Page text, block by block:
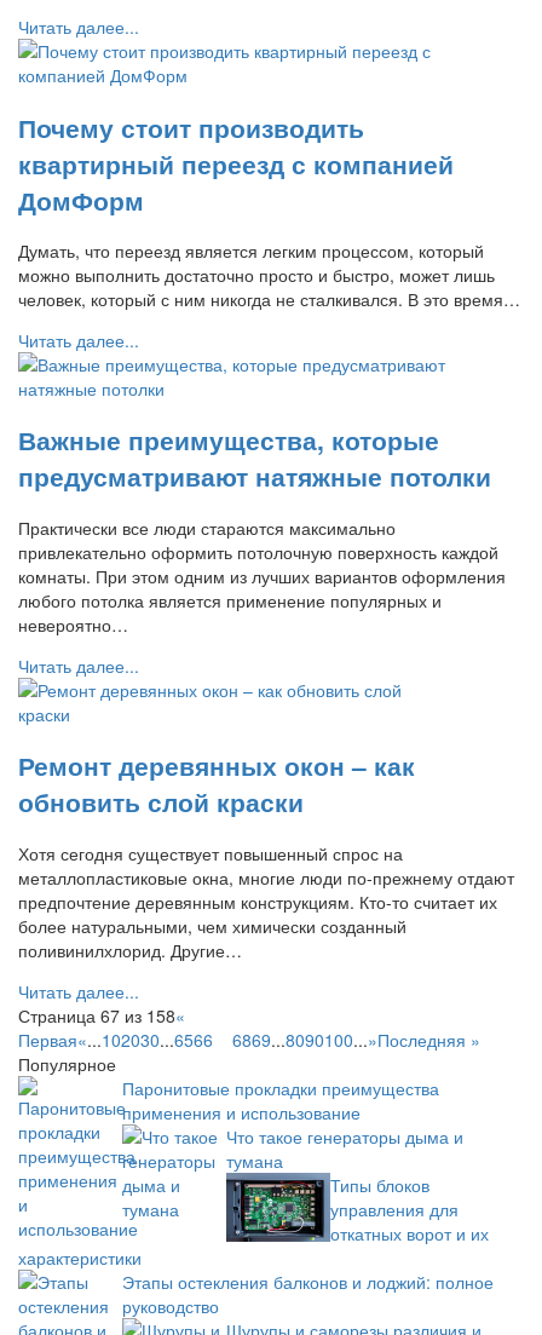
Читать далее...
Почему стоит производить
квартирный переезд с компанией
ДомФорм
Думать, что переезд является легким процессом, который
можно выполнить достаточно просто и быстро, может лишь
человек, который с ним никогда не сталкивался. В это время…
Читать далее...
Важные преимущества, которые
предусматривают натяжные потолки
Практически все люди стараются максимально
привлекательно оформить потолочную поверхность каждой
комнаты. При этом одним из лучших вариантов оформления
любого потолка является применение популярных и
невероятно…
Читать далее...
Ремонт деревянных окон – как
обновить слой краски
Хотя сегодня существует повышенный спрос на
металлопластиковые окна, многие люди по-прежнему отдают
предпочтение деревянным конструкциям. Кто-то считает их
более натуральными, чем химически созданный
поливинилхлорид. Другие…
Читать далее...
Страница 67 из 158«
Первая«...102030...6566 6869...8090100...»Последняя »
Популярное
Паронитовые прокладки преимущества
применения и использование
Что такое генераторы дыма и
тумана
Типы блоков
управления для
откатных ворот и их
характеристики
Этапы остекления балконов и лоджий: полное
руководство
Шурупы и саморезы различия и